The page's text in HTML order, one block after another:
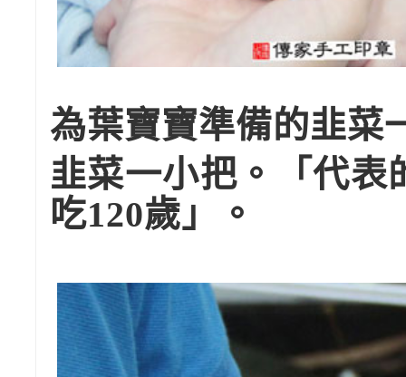
為葉寶寶準備的韭菜
韭菜一小把。「代表
吃120歲」。